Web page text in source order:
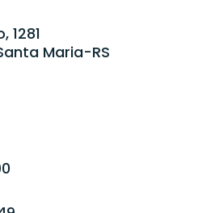
1281
Maria-RS